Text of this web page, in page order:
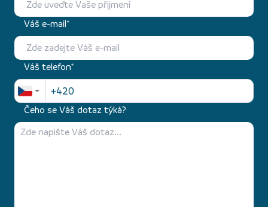
Váš e-mail*
Váš telefon*
Čeho se Váš dotaz týká?